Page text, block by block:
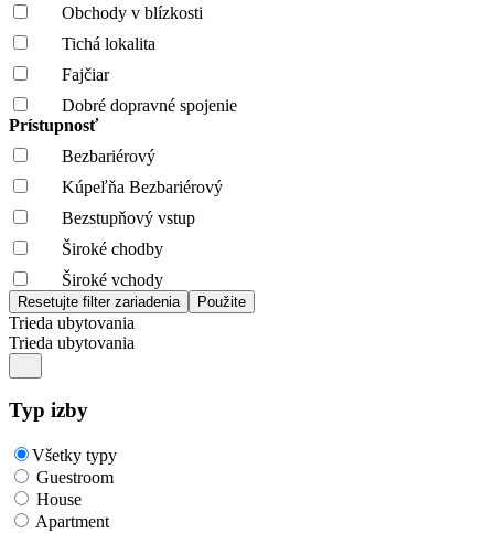
Obchody v blízkosti
Tichá lokalita
Fajčiar
Dobré dopravné spojenie
Prístupnosť
Bezbariérový
Kúpeľňa Bezbariérový
Bezstupňový vstup
Široké chodby
Široké vchody
Trieda ubytovania
Trieda ubytovania
Typ izby
Všetky typy
Guestroom
House
Apartment